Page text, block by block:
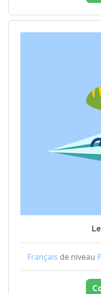
Français de niveau